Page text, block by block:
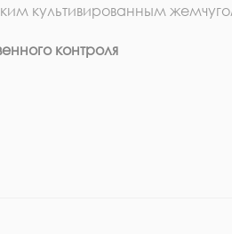
культивированным
контроля